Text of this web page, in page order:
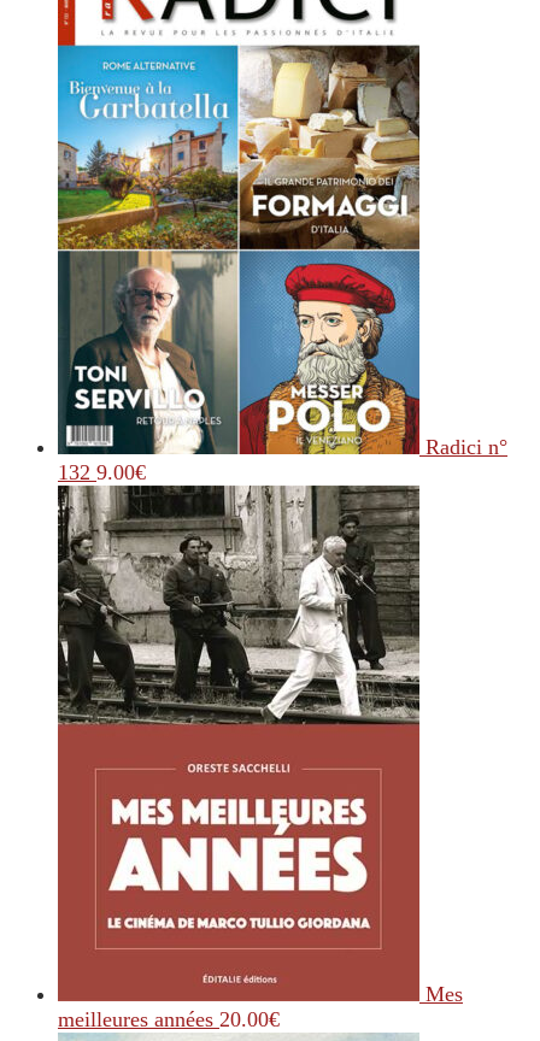
Radici n°
132 9.00€
Mes
meilleures années 20.00€